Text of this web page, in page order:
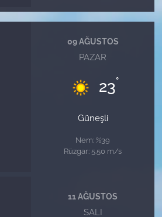
09 AĞUSTOS
PAZAR
23°
Güneşli
Nem: %39
Rüzgar: 5.50 m/s
11 AĞUSTOS
SALI